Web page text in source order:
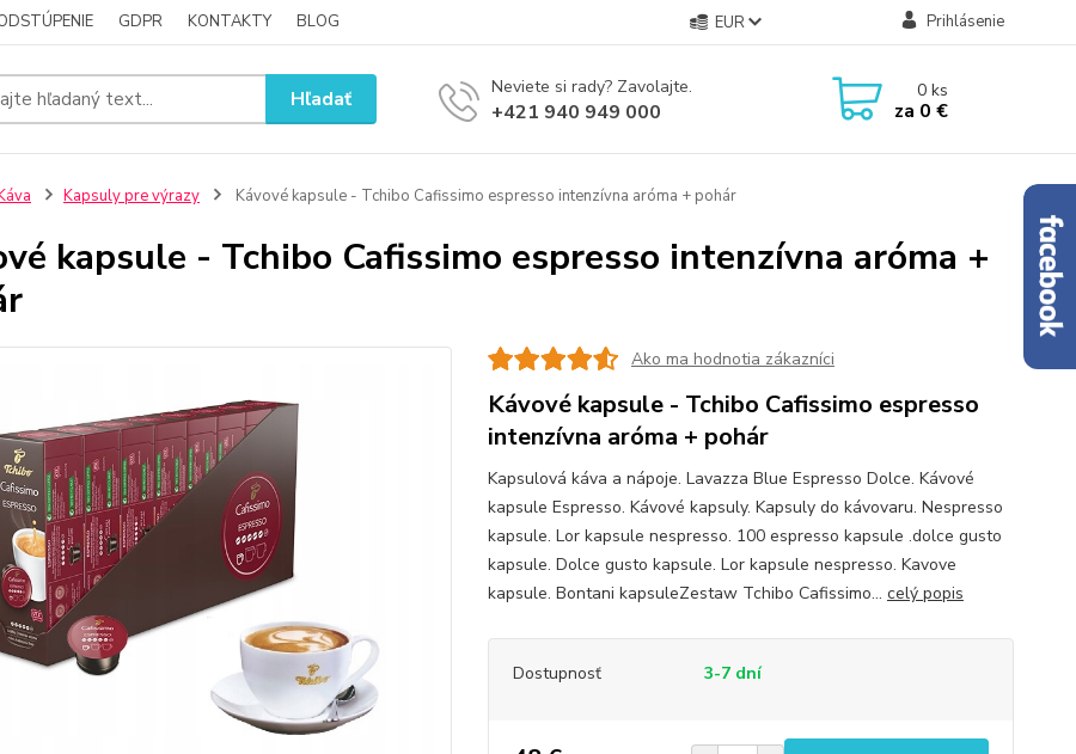
GDPR KONTAKTY BLOG EUR Prihlásenie
Hľadať Neviete si rady? Zavolajte.
+421 940 949 000
0ks
za 0 €
Kapsuly pre výrazy Kávové kapsule - Tchibo Cafissimo espresso intenzívna aróma + pohár
kapsule - Tchibo Cafissimo espresso intenzívna aróma +
Ako ma hodnotia zákazníci
Kávové kapsule - Tchibo Cafissimo espresso
intenzívna aróma + pohár
Kapsulová káva a nápoje. Lavazza Blue Espresso Dolce. Kávové
kapsule Espresso. Kávové kapsuly. Kapsuly do kávovaru. Nespresso
kapsule. Lor kapsule nespresso. 100 espresso kapsule .dolce gusto
kapsule. Dolce gusto kapsule. Lor kapsule nespresso. Kavove
kapsule. Bontani kapsuleZestaw Tchibo Cafissimo... celý popis
Dostupnosť 3-7 dní